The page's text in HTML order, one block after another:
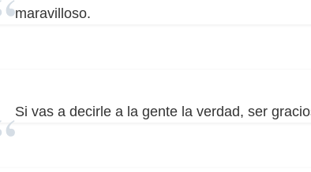
maravilloso.
Si vas a decirle a la gente la verdad, ser